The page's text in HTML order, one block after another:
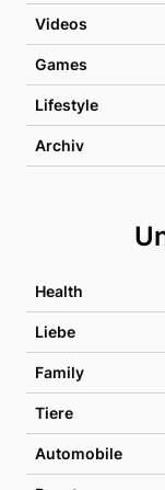
Videos
Games
Lifestyle
Archiv
Health
Liebe
Family
Tiere
Automobile